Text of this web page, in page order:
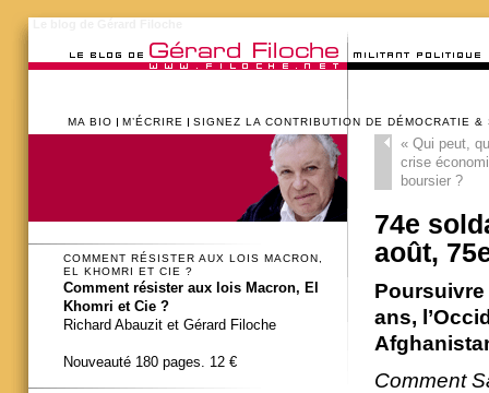
MA BIO M’ÉCRIRE SIGNEZ LA CONTRIBUTION DE DÉMOCRATIE &
«Qui peut,
crise
boursier ?
74e
août,
Poursuivre
ans,
Comment
COMMENT RÉSISTER AUX LOIS MACRON,
EL KHOMRI ET CIE ?
Comment résister aux lois Macron, El
Khomri et Cie ?
Richard Abauzit et Gérard Filoche
Nouveauté 180 pages. 12 €